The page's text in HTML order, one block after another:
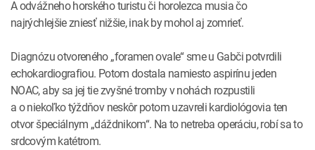
A odvážneho horského turistu či horolezca musia čo
najrýchlejšie zniesť nižšie, inak by mohol aj zomrieť.
Diagnózu otvoreného „foramen ovale“ sme u Gabči potvrdili
echokardiografiou. Potom dostala namiesto aspirínu jeden
NOAC, aby sa jej tie zvyšné tromby v nohách rozpustili
a o niekoľko týždňov neskôr potom uzavreli kardiológovia ten
otvor špeciálnym „dáždnikom“. Na to netreba operáciu, robí sa to
srdcovým katétrom.